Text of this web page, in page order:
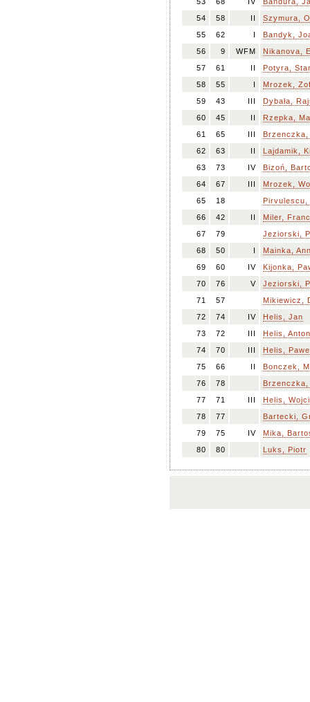
54
58 II
Szymura,
55
62 I
Bandyk,
56
9 WFM
Nikanova,
57
61 II
Potyra,
58
55 I
Mrozek,
59
43 III
Dybała,
60
45 II
Rzepka,
61
65 III
Brzenczka,
62
63 II
Lajdamik,
63
73 IV
Bizoń,
64
67 III
Mrozek,
65
18
Pirvulescu,
66
42 II
Miler,
67
79
Jeziorski,
68
50 I
Mainka,
69
60 IV
Kijonka,
70
76 V
Jeziorski,
71
57
Mikiewicz,
72
74 IV
Helis, Jan
73
72 III
Helis,
74
70 III
Helis,
75
66 II
Bonczek,
76
78
Brzenczka,
77
71 III
Helis,
78
77
Bartecki,
79
75 IV
Mika,
80
80 Luks, Piotr